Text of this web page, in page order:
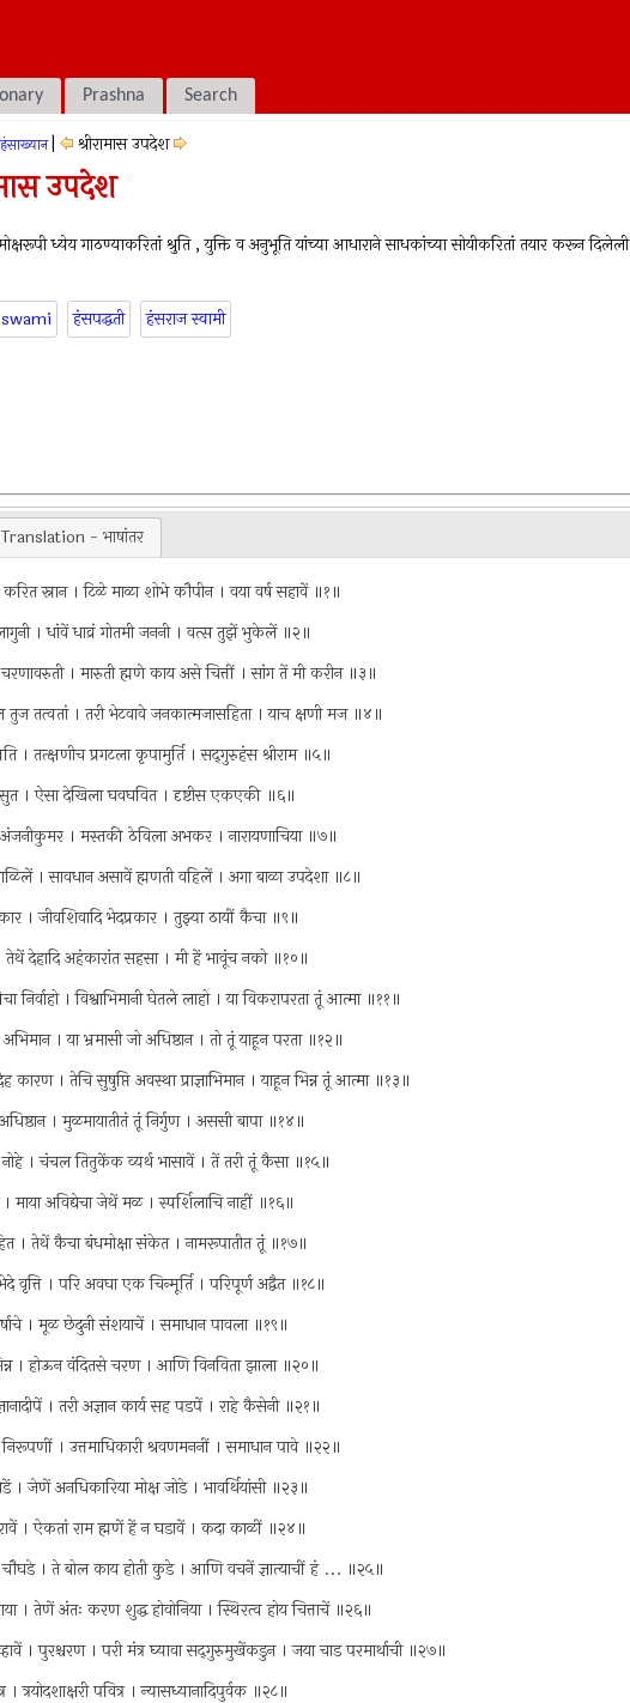
Prashna Search
श्रीरामास उपदेश
उपदेश
ध्येय गाठण्याकरितां श्रुति , युक्ति व अनुभूति यांच्या आधाराने साधकांच्या सोयीकरितां तयार करून दिलेली
हंसपद्धती हंसराज स्वामी
Translation - भाषांतर
स्नान । टिळे माळा शोभे कौपीन । वया वर्ष सहावें ॥१॥
। धांवें धाव्रं गोतमी जननी । वत्स तुझें भुकेलें ॥२॥
। मारुती ह्मणे काय असे चित्तीं । सांग तें मी करीन ॥३॥
तुज तत्वतां । तरी भेटवावे जनकात्मजासहिता । याच क्षणी मज ॥४॥
। तत्क्षणीच प्रगटला कृपामुर्ति । सद्‌गुरुहंस श्रीराम ॥५॥
। ऐसा देखिला घवघवित । दृष्टीस एकएकी ॥६॥
। मस्तकी ठेविला अभकर । नारायणाचिया ॥७॥
। सावधान असावें ह्मणती वहिलें । अगा बाळा उपदेशा ॥८॥
। जीवशिवादि भेदप्रकार । तुझ्या ठायीं कैचा ॥९॥
देहादि अहंकारांत सहसा । मी हें भावूंच नको ॥१०॥
। विश्वाभिमानी घेतले लाहो । या विकरापरता तूं आत्मा ॥११॥
। या भ्रमासी जो अधिष्ठान । तो तूं याहून परता ॥१२॥
। तेचि सुषुप्ति अवस्था प्राज्ञाभिमान । याहून भिन्न तूं आत्मा ॥१३॥
। मुळमायातीतं तूं निर्गुण । अससी बापा ॥१४॥
। चंचल तितुकेंक व्यर्थ भासावें । तें तरी तूं कैसा ॥१५॥
अविद्येचा जेथें मळ । स्पर्शिलाचि नाहीं ॥१६॥
। तेथें कैचा बंधमोक्षा संकेत । नामरूपातीत तूं ॥१७॥
वृत्ति । परि अवघा एक चिन्मूर्ति । परिपूर्ण अद्वैत ॥१८॥
। मूळ छेदुनी संशयाचें । समाधान पावला ॥१९॥
। होऊन वंदितसे चरण । आणि विनविता झाला ॥२०॥
। तरी अज्ञान कार्य सह पडपें । राहे कैसेनी ॥२१॥
। उत्तमाधिकारी श्रवणमननीं । समाधान पावे ॥२२॥
। जेणें अनधिकारिया मोक्ष जोडे । भावर्थियांसी ॥२३॥
। ऐकतां राम ह्मणें हें न घडावें । कदा काळीं ॥२४॥
चौघडे । ते बोल काय होती कुडे । आणि वचनें ज्ञात्याचीं हं ... ॥२५॥
। तेणें अंतः करण शुद्ध होवोनिया । स्थिरत्व होय चित्ताचें ॥२६॥
। पुरश्चरण । परी मंत्र घ्यावा सद्‌गुरुमुखेंकडुन । जया चाड परमार्थाची ॥२७॥
। त्रयोदशाक्षरी पवित्र । न्यासध्यानादिपुर्वक ॥२८॥